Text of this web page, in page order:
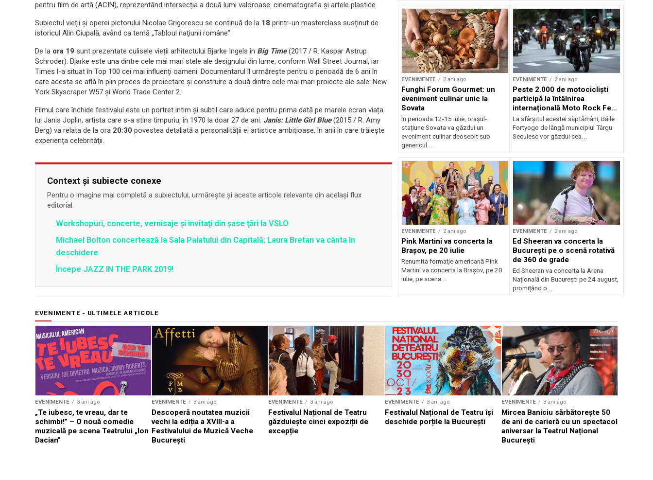
pentru film de artă (ACIN), reprezentând intersecția a două lumi valoroase: cinematografia și artele plastice.
Subiectul vieții și operei pictorului Nicolae Grigorescu se continuă de la 18 printr-un masterclass susținut de
istoricul Alin Ciupală, având ca temă „Tabloul naţiunii româneˮ.
De la ora 19 sunt prezentate culisele vieții arhitectului Bjarke Ingels în Big Time(2017 / R. Kaspar Astrup
Schroder). Bjarke este una dintre cele mai mari stele ale designului din lume, conform Wall Street Journal, iar
Times l-a situat în Top 100 cei mai influenți oameni. Documentarul îl urmărește pentru o perioadă de 6 ani în
care acesta se află în plin proces de proiectare și construire a două dintre cele mai mari proiecte ale sale: New
York Skyscraper W57 și World Trade Center 2.
Filmul care închide festivalul este un portret intim și subtil care aduce pentru prima dată pe marele ecran viața
lui Janis Joplin, artista care s-a stins timpuriu, în 1970 la doar 27 de ani. Janis: Little Girl Blue(2015 / R. Amy
Berg) va relata de la ora 20:30 povestea detaliată a personalității ei artistice ambiţioase, în anii în care trăieşte
experienţa celebrităţii.
Context și subiecte conexe
Pentru o imagine mai completă a subiectului, urmărește și aceste articole relevante din același flux
editorial.
Workshopuri, concerte, vernisaje şi invitaţi din şase ţări la VSLO
Michael Bolton concertează la Sala Palatului din Capitală; Laura Bretan va cânta în
deschidere
Începe JAZZ IN THE PARK 2019!
EVENIMENTE 2 ani ago
Funghi Forum Gourmet: un
eveniment culinar unic la
Sovata
În perioada 12-15 iulie, orașul-
stațiune Sovata va găzdui un
eveniment culinar deosebit sub
genericul...
EVENIMENTE 2 ani ago
Peste 2.000 de motocicliști
participă la întâlnirea
internațională Moto Rock Fest
la Băile Fortyogo
La sfârșitul acestei săptămâni, Băile
Fortyogo de lângă municipiul Târgu
Secuiesc vor găzdui cea...
EVENIMENTE 2 ani ago
Pink Martini va concerta la
Braşov, pe 20 iulie
Renumita formaţie americană Pink
Martini va concerta la Braşov, pe 20
iulie, pe scena...
EVENIMENTE 2 ani ago
Ed Sheeran va concerta la
București pe o scenă rotativă
de 360 de grade
Ed Sheeran va concerta la Arena
Națională din București pe 24 august,
promițând o...
EVENIMENTE - ULTIMELE ARTICOLE
EVENIMENTE 3 ani ago
„Te iubesc, te vreau, dar te
schimbi!” – O nouă comedie
muzicală pe scena Teatrului „Ion
Dacian”
EVENIMENTE 3 ani ago
Descoperă noutatea muzicii
vechi la ediția a XVIII-a a
Festivalului de Muzică Veche
București
EVENIMENTE 3 ani ago
Festivalul Național de Teatru
găzduiește cinci expoziții de
excepție
EVENIMENTE 3 ani ago
Festivalul Național de Teatru își
deschide porțile la București
EVENIMENTE 3 ani ago
Mircea Baniciu sărbătorește 50
de ani de carieră cu un spectacol
aniversar la Teatrul Național
București